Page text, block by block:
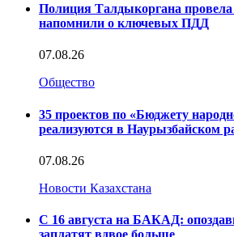
Полиция Талдыкоргана
напомнили о ключевых ПДД
07.08.26
Общество
35 проектов по «Бюджету
реализуются в Наурызбайском
07.08.26
Новости Казахстана
С 16 августа на БАКАД:
заплатят вдвое больше